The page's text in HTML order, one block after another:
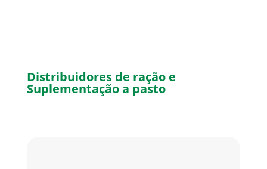
Distribuidores de ração e
Suplementação a pasto